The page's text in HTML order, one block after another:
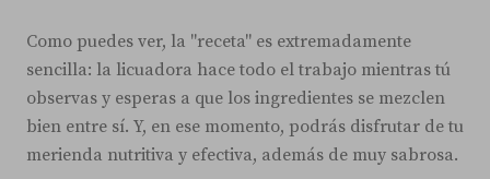
Como puedes ver, la "receta" es extremadamente
sencilla: la licuadora hace todo el trabajo mientras tú
observas y esperas a que los ingredientes se mezclen
bien entre sí. Y, en ese momento, podrás disfrutar de tu
merienda nutritiva y efectiva, además de muy sabrosa.